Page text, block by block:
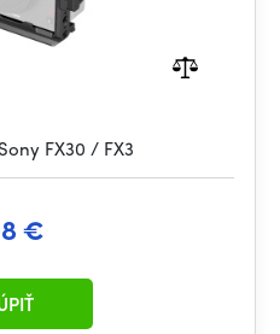
FX30 / FX3
€